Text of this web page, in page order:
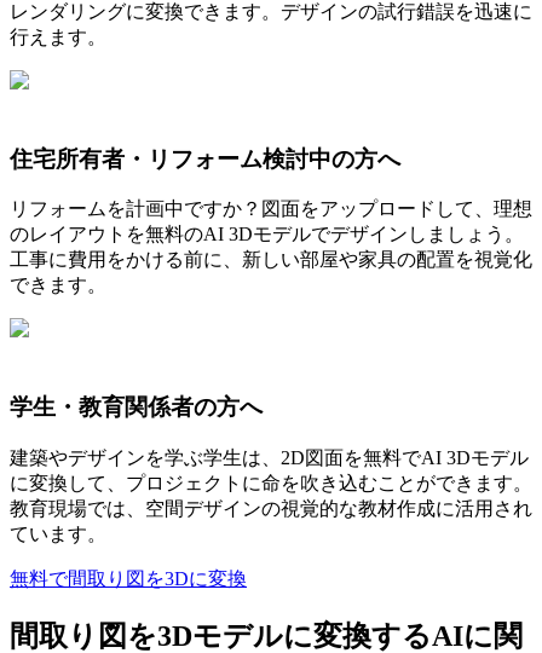
レンダリングに変換できます。デザインの試行錯誤を迅速に
行えます。
住宅所有者・リフォーム検討中の方へ
リフォームを計画中ですか？図面をアップロードして、理想
のレイアウトを無料のAI 3Dモデルでデザインしましょう。
工事に費用をかける前に、新しい部屋や家具の配置を視覚化
できます。
学生・教育関係者の方へ
建築やデザインを学ぶ学生は、2D図面を無料でAI 3Dモデル
に変換して、プロジェクトに命を吹き込むことができます。
教育現場では、空間デザインの視覚的な教材作成に活用され
ています。
無料で間取り図を3Dに変換
間取り図を3Dモデルに変換するAIに関